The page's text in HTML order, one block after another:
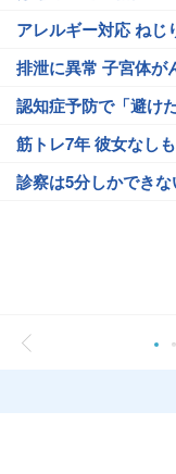
アレルギー対応 ねじ
排泄に異常 子宮体が
認知症予防で「避け
筋トレ7年 彼女なし
診察は5分しかでき